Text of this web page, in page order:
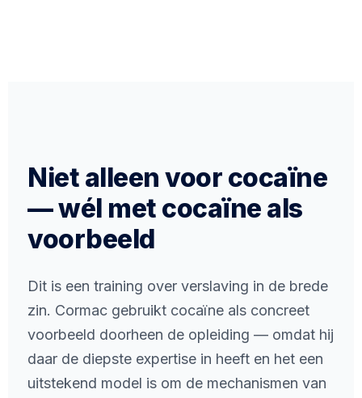
Niet alleen voor cocaïne
— wél met cocaïne als
voorbeeld
Dit is een training over verslaving in de brede
zin. Cormac gebruikt cocaïne als concreet
voorbeeld doorheen de opleiding — omdat hij
daar de diepste expertise in heeft en het een
uitstekend model is om de mechanismen van